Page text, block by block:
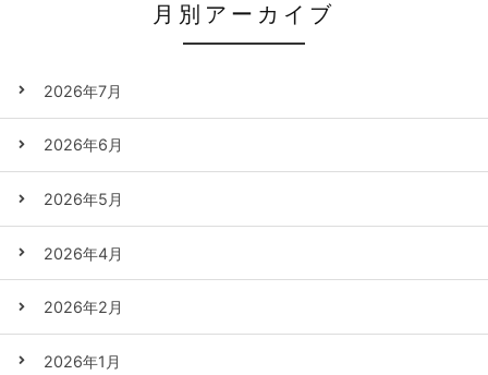
月別アーカイブ
2026年7月
2026年6月
2026年5月
2026年4月
2026年2月
2026年1月